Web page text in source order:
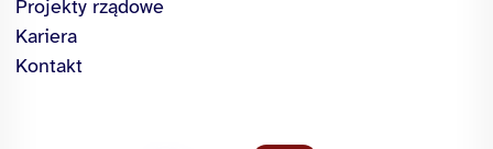
Projekty rządowe
Kariera
Kontakt